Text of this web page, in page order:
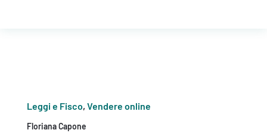
Leggi e Fisco, Vendere online
Floriana Capone